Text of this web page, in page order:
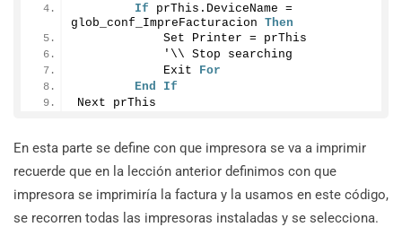
If prThis. DeviceName =
glob_conf_ImpreFacturacion Then
            Set Printer = prThis
            '\\ Stop searching
            Exit
For
End
If
Next prThis
En esta parte se define con que impresora se va a imprimir
recuerde que en la lección anterior definimos con que
impresora se imprimiría la factura y la usamos en este código,
se recorren todas las impresoras instaladas y se selecciona.